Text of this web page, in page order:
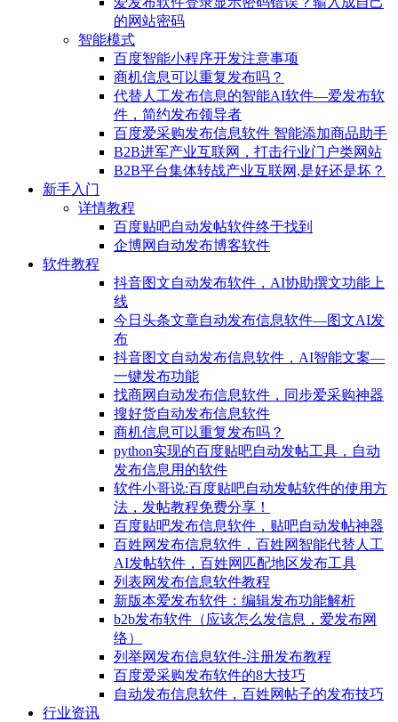
的网站密码
智能模式
百度智能小程序开发注意事项
商机信息可以重复发布吗？
代替人工发布信息的智能AI软件—爱发布软
件，简约发布领导者
百度爱采购发布信息软件 智能添加商品助手
B2B进军产业互联网，打击行业门户类网站
B2B平台集体转战产业互联网,是好还是坏？
新手入门
详情教程
百度贴吧自动发帖软件终于找到
企博网自动发布博客软件
软件教程
抖音图文自动发布软件，AI协助撰文功能上
线
今日头条文章自动发布信息软件—图文AI发
布
抖音图文自动发布信息软件，AI智能文案—
一键发布功能
找商网自动发布信息软件，同步爱采购神器
搜好货自动发布信息软件
商机信息可以重复发布吗？
python实现的百度贴吧自动发帖工具，自动
发布信息用的软件
软件小哥说:百度贴吧自动发帖软件的使用方
法，发帖教程免费分享！
百度贴吧发布信息软件，贴吧自动发帖神器
百姓网发布信息软件，百姓网智能代替人工
AI发帖软件，百姓网匹配地区发布工具
列表网发布信息软件教程
新版本爱发布软件：编辑发布功能解析
b2b发布软件（应该怎么发信息，爱发布网
络）
列举网发布信息软件-注册发布教程
百度爱采购发布软件的8大技巧
自动发布信息软件，百姓网帖子的发布技巧
行业资讯